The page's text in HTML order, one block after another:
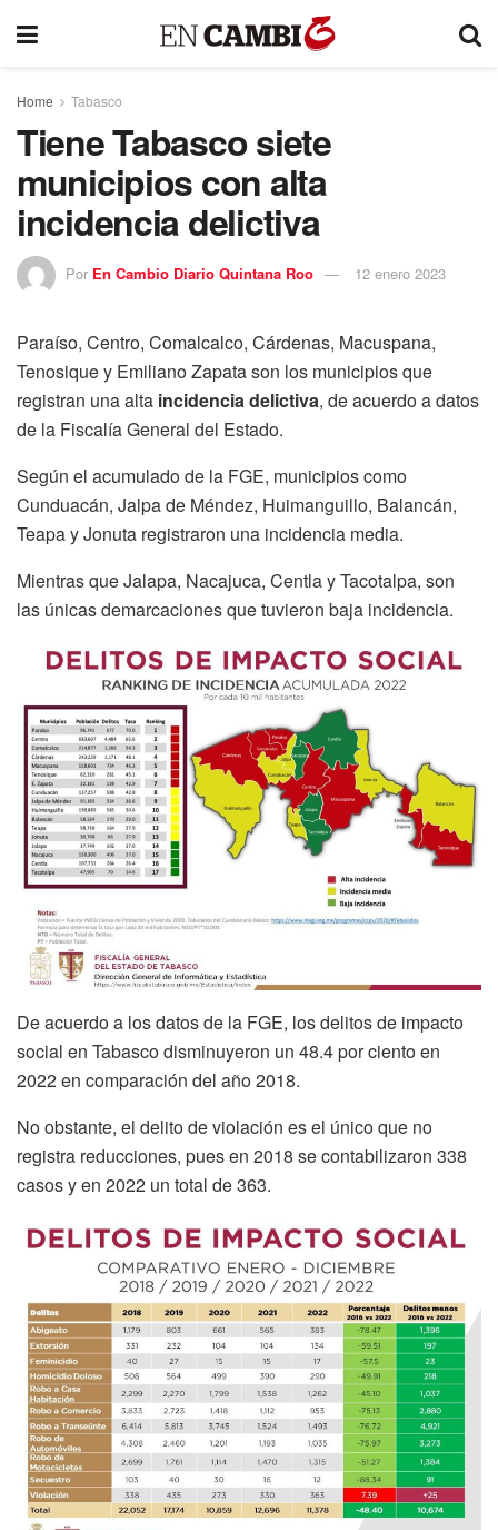
Home Tabasco
Tiene Tabasco siete
municipios con alta
incidencia delictiva
Por En Cambio Diario Quintana Roo 12 enero 2023
Paraíso, Centro, Comalcalco, Cárdenas, Macuspana,
Tenosique y Emiliano Zapata son los municipios que
registran una alta incidencia delictiva, de acuerdo a datos
de la Fiscalía General del Estado.
Según el acumulado de la FGE, municipios como
Cunduacán, Jalpa de Méndez, Huimanguillo, Balancán,
Teapa y Jonuta registraron una incidencia media.
Mientras que Jalapa, Nacajuca, Centla y Tacotalpa, son
las únicas demarcaciones que tuvieron baja incidencia.
De acuerdo a los datos de la FGE, los delitos de impacto
social en Tabasco disminuyeron un 48.4 por ciento en
2022 en comparación del año 2018.
No obstante, el delito de violación es el único que no
registra reducciones, pues en 2018 se contabilizaron 338
casos y en 2022 un total de 363.